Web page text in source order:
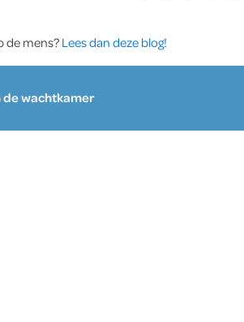
de mens? Lees dan deze blog!
de wachtkamer